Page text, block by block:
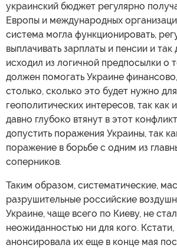
украинский бюджет регулярно
Европы и международных
система могла функционировать,
выплачивать зарплаты и пенсии и так
исходил из логичной предпосылки о
должен помогать Украине
столько, сколько это будет нужно
геополитических интересов, так как
давно глубоко втянут в этот
допустить поражения Украины, так
поражение в борьбе с одним из
соперников.
Таким образом, систематические,
разрушительные российские
Украине, чаще всего по Киеву, не
неожиданностью ни для кого.
анонсировала их еще в конце мая